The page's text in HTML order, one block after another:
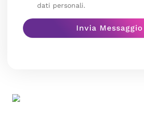
dati personali.